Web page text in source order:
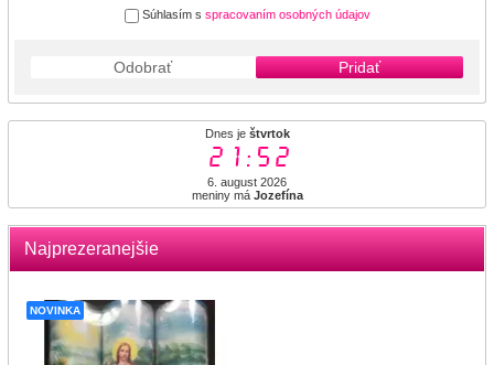
Súhlasím s spracovaním osobných údajov
Odobrať Pridať
Dnes je štvrtok
21:52
6. august 2026
meniny má Jozefína
Najprezeranejšie
NOVINKA